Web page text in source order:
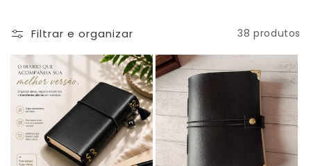
o
:
Filtrar e organizar 38 produtos